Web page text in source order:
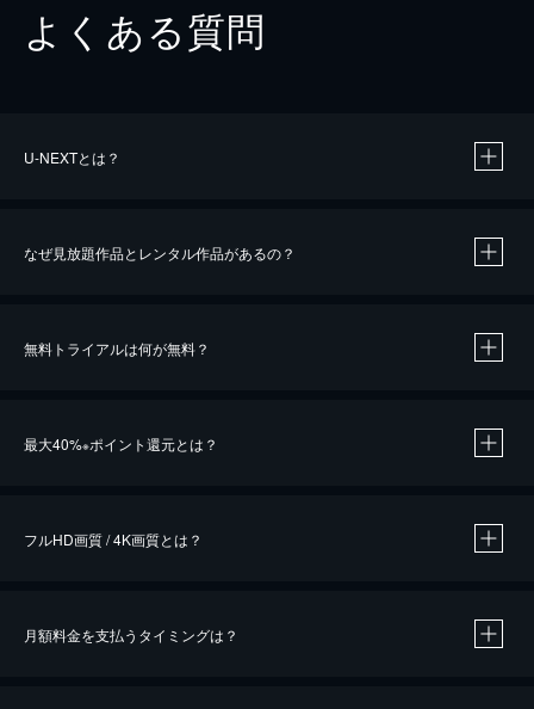
よくある質問
U-NEXTとは？
なぜ見放題作品とレンタル作品があるの？
無料トライアルは何が無料？
最大40%※ポイント還元とは？
※40％ポイント還元の対象は、クレジットカード決済による作品の購入 / レンタルです。
フルHD画質 / 4K画質とは？
月額料金を支払うタイミングは？